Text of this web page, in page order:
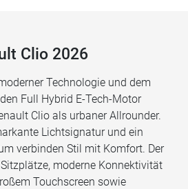
Clio 2026
Technologie und dem
Full Hybrid E-Tech-Motor
Clio als urbaner Allrounder.
Lichtsignatur und ein
verbinden Stil mit Komfort. Der
moderne Konnektivität
Touchscreen sowie